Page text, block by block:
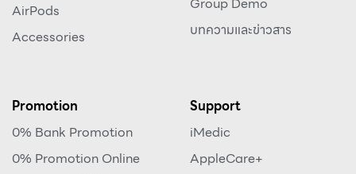
AirPods
Accessories
บทความและข่าวสาร
Promotion
0% Bank Promotion
0% Promotion Online
Support
iMedic
AppleCare+